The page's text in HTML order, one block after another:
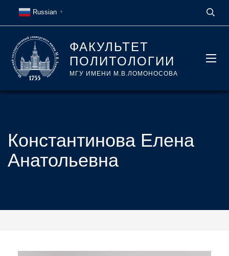
ФАКУЛЬТЕТ
ПОЛИТОЛОГИИ
МГУ ИМЕНИ М.В.ЛОМОНОСОВА
Константинова Елена
Анатольевна
Russian ▼